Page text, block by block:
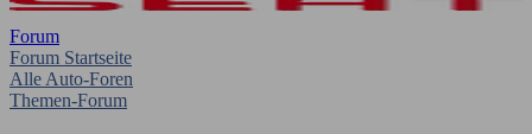
Forum
Forum Startseite
Alle Auto-Foren
Themen-Forum